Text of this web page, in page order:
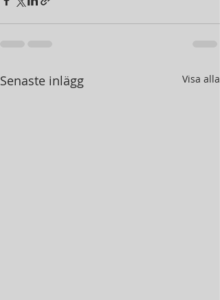
Senaste inlägg Visa alla